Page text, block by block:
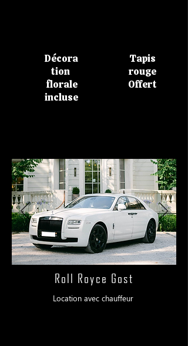
Décora
tion
florale
incluse
Tapis
rouge
Offert
Roll Royce Gost
Location avec chauffeur